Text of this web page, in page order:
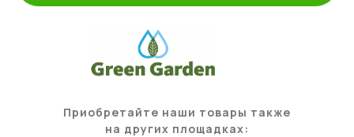
Приобретайте наши товары также
на других площадках: